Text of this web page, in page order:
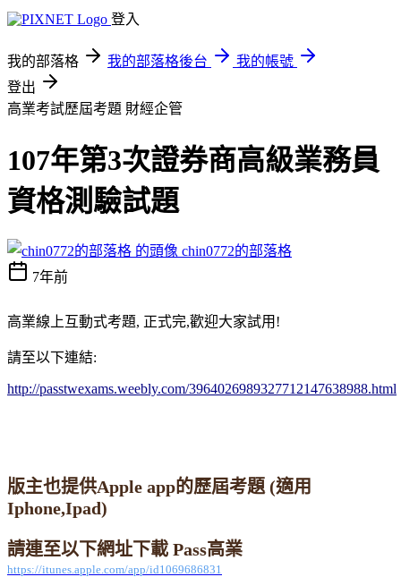
登入
我的部落格 我的部落格後台
我的帳號
登出
高業考試歷屆考題 財經企管
107年第3次證券商高級業務員
資格測驗試題
chin0772的部落格
7年前
高業線上互動式考題, 正式完,歡迎大家試用!
請至以下連結:
http://passtwexams.weebly.com/3964026989327712147638988.html
版主也提供Apple app的歷屆考題 (適用
Iphone,Ipad)
請連至以下網址下載 Pass高業
https://itunes.apple.com/app/id1069686831